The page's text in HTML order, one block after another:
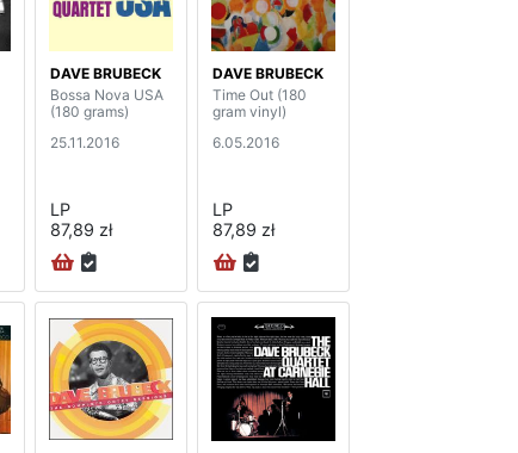
DAVE BRUBECK
Bossa Nova USA
(180 grams)
25.11.2016
LP
87,89 zł
DAVE BRUBECK
Time Out (180
gram vinyl)
6.05.2016
LP
87,89 zł